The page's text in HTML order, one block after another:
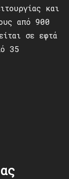
και
από 900
σε εφτά
35